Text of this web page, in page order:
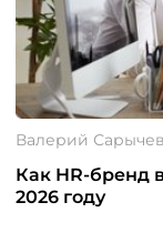
Валерий Сарычев
Как HR-бренд
2026 году